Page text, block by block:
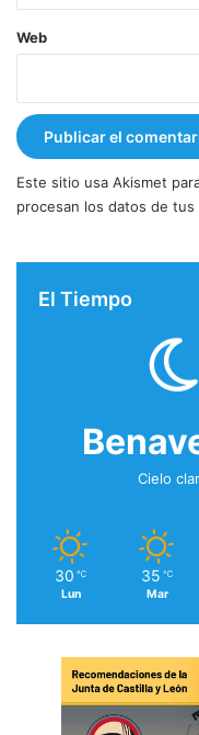
Web
Este sitio usa Akismet
procesan los datos de tus
El Tiempo
Cielo
30 ℃
Lun
35 ℃
Mar